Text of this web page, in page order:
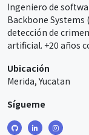
Ingeniero de
Backbone Systems
detección de
artificial. +20 años
Ubicación
Merida, Yucatan
Sígueme